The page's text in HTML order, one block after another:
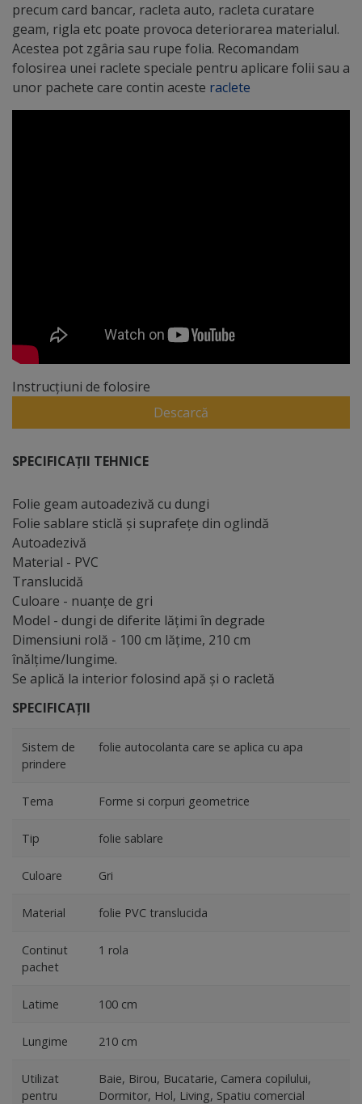
precum card bancar, racleta auto, racleta curatare
geam, rigla etc poate provoca deteriorarea materialul.
Acestea pot zgâria sau rupe folia. Recomandam
folosirea unei raclete speciale pentru aplicare folii sau a
unor pachete care contin aceste raclete
Instrucțiuni de folosire
Descarcă
SPECIFICAȚII TEHNICE
Folie geam autoadezivă cu dungi
Folie sablare sticlă şi suprafeţe din oglindă
Autoadezivă
Material - PVC
Translucidă
Culoare - nuanţe de gri
Model - dungi de diferite lăţimi în degrade
Dimensiuni rolă - 100 cm lăţime, 210 cm
înălţime/lungime.
Se aplică la interior folosind apă şi o racletă
SPECIFICAȚII
Sistem de
prindere
folie autocolanta care se aplica cu apa
Tema Forme si corpuri geometrice
Tip folie sablare
Culoare Gri
Material folie PVC translucida
Continut
pachet
1 rola
Latime 100 cm
Lungime 210 cm
Utilizat
pentru
Baie, Birou, Bucatarie, Camera copilului,
Dormitor, Hol, Living, Spatiu comercial